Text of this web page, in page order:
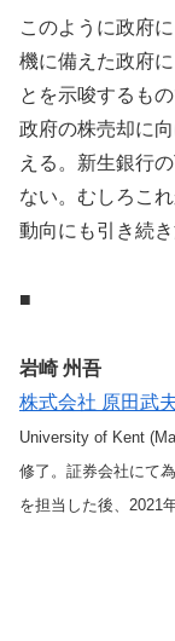
このように政府
機に備えた政府
とを示唆するも
政府の株売却に
える。新生銀行
ない。むしろこ
動向にも引き続
■
岩崎 州吾
株式会社 原田武
University of Kent
修了。証券会社にて
を担当した後、2021